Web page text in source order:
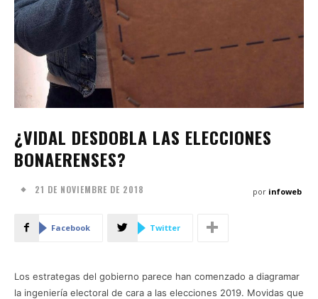
¿VIDAL DESDOBLA LAS ELECCIONES
BONAERENSES?
21 DE NOVIEMBRE DE 2018 por infoweb
Facebook Twitter
Los estrategas del gobierno parece han comenzado a diagramar
la ingeniería electoral de cara a las elecciones 2019. Movidas que